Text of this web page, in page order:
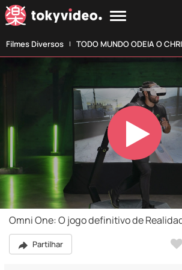
Filmes Diversos TODO MUNDO ODEIA O
Omni One: O jogo definitivo de
Partilhar